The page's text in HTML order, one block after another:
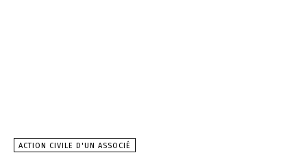
ACTION CIVILE D'UN ASSOCIÉ